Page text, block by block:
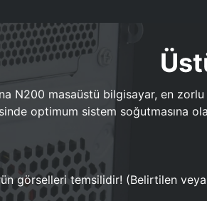
N200 masaüstü bilgisayar, en
optimum sistem soğutmasına
görselleri temsilidir! (Belirtilen